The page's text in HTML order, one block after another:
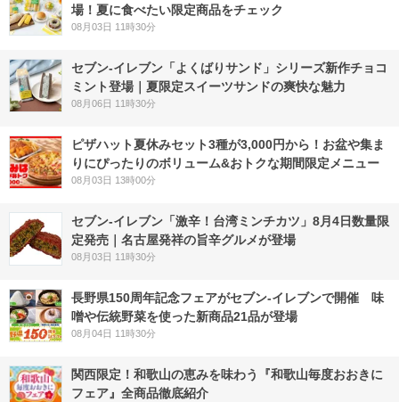
場！夏に食べたい限定商品をチェック
08月03日 11時30分
セブン‐イレブン「よくばりサンド」シリーズ新作チョコ
ミント登場｜夏限定スイーツサンドの爽快な魅力
08月06日 11時30分
ピザハット夏休みセット3種が3,000円から！お盆や集ま
りにぴったりのボリューム&おトクな期間限定メニュー
08月03日 13時00分
セブン-イレブン「激辛！台湾ミンチカツ」8月4日数量限
定発売｜名古屋発祥の旨辛グルメが登場
08月03日 11時30分
長野県150周年記念フェアがセブン-イレブンで開催 味
噌や伝統野菜を使った新商品21品が登場
08月04日 11時30分
関西限定！和歌山の恵みを味わう『和歌山毎度おおきに
フェア』全商品徹底紹介